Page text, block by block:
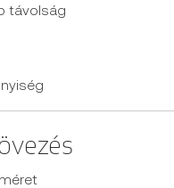
távolság